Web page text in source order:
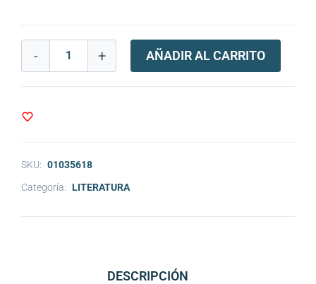
- + AÑADIR AL CARRITO
SKU: 01035618
Categoría: LITERATURA
DESCRIPCIÓN